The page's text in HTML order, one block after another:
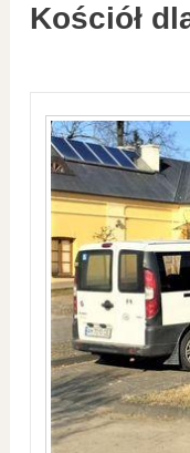
Kościół